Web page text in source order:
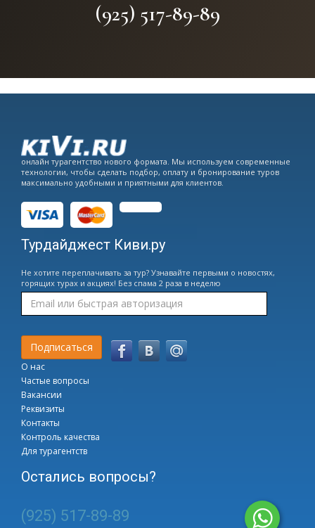
(925) 517-89-89
онлайн турагентство нового формата. Мы используем современные
технологии, чтобы сделать подбор, оплату и бронирование туров
максимально удобными и приятными для клиентов.
Турдайджест Киви.ру
Не хотите переплачивать за тур? Узнавайте первыми о новостях,
горящих турах и акциях! Без спама 2 раза в неделю
О нас
Частые вопросы
Вакансии
Реквизиты
Контакты
Контроль качества
Для турагентств
Остались вопросы?
(925) 517-89-89